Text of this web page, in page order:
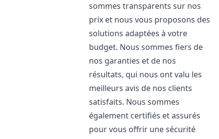
sommes transparents sur nos
prix et nous vous proposons des
solutions adaptées à votre
budget. Nous sommes fiers de
nos garanties et de nos
résultats, qui nous ont valu les
meilleurs avis de nos clients
satisfaits. Nous sommes
également certifiés et assurés
pour vous offrir une sécurité